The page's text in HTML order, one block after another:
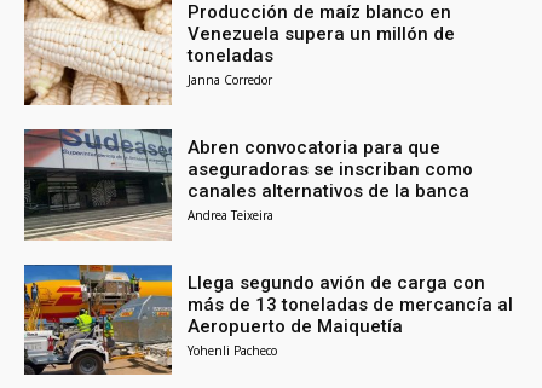
Producción de maíz blanco en
Venezuela supera un millón de
toneladas
Janna Corredor
Abren convocatoria para que
aseguradoras se inscriban como
canales alternativos de la banca
Andrea Teixeira
Llega segundo avión de carga con
más de 13 toneladas de mercancía al
Aeropuerto de Maiquetía
Yohenli Pacheco